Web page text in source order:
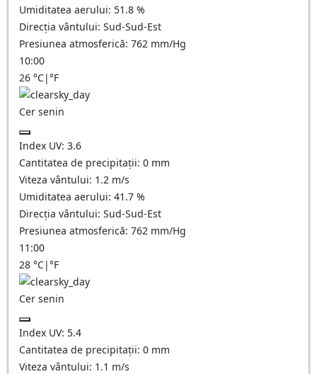
Umiditatea aerului: 51.8 %
Direcția vântului: Sud-Sud-Est
Presiunea atmosferică: 762 mm/Hg
10:00
26 °C|°F
Cer senin
Index UV: 3.6
Cantitatea de precipitații: 0 mm
Viteza vântului: 1.2 m/s
Umiditatea aerului: 41.7 %
Direcția vântului: Sud-Sud-Est
Presiunea atmosferică: 762 mm/Hg
11:00
28 °C|°F
Cer senin
Index UV: 5.4
Cantitatea de precipitații: 0 mm
Viteza vântului: 1.1 m/s